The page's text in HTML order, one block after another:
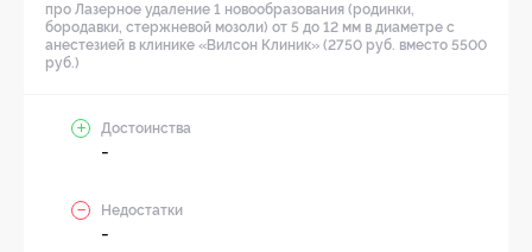
про Лазерное удаление 1 новообразования (родинки,
бородавки, стержневой мозоли) от 5 до 12 мм в диаметре с
анестезией в клинике «Вилсон Клиник» (2750 руб. вместо 5500
руб.)
Достоинства
-
Недостатки
-